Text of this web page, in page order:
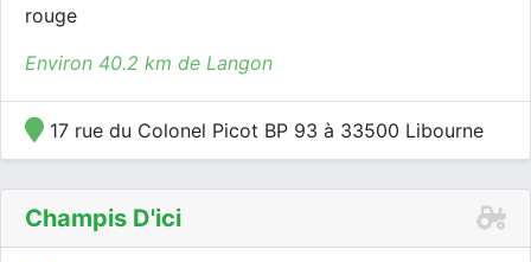
rouge
Environ 40.2 km de Langon
17 rue du Colonel Picot BP 93 à 33500 Libourne
Champis D'ici